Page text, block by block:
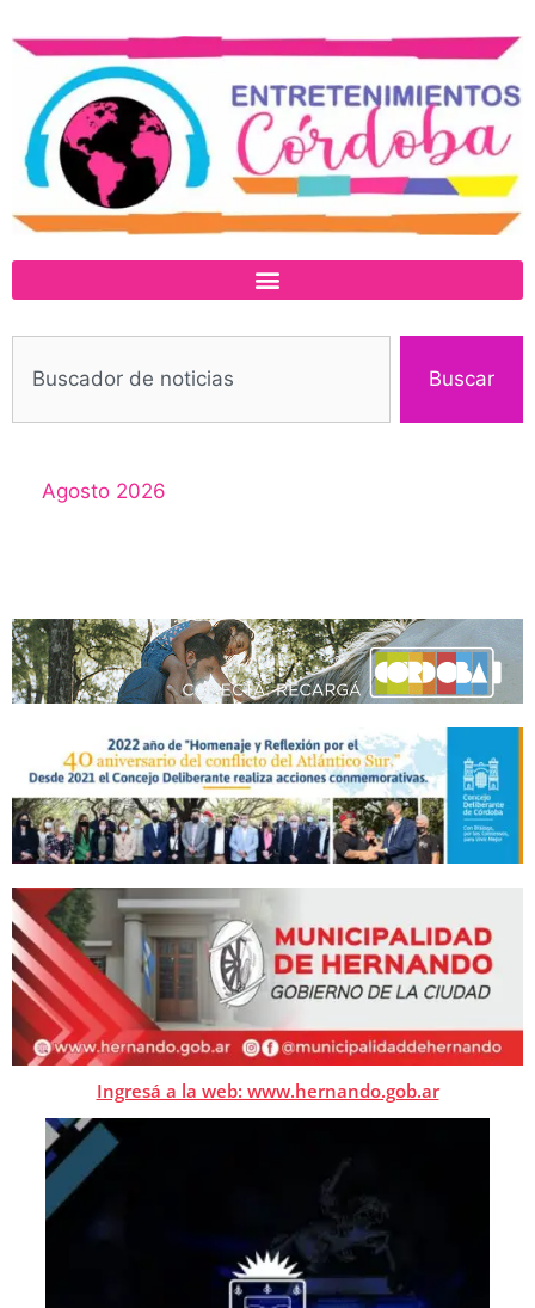
Buscar
Agosto 2026
Ingresá a la web: www.hernando.gob.ar